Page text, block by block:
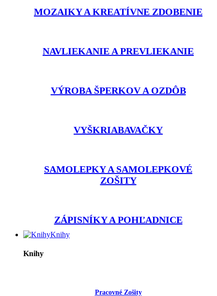
MOZAIKY A KREATÍVNE ZDOBENIE
NAVLIEKANIE A PREVLIEKANIE
VÝROBA ŠPERKOV A OZDÔB
VYŠKRIABAVAČKY
SAMOLEPKY A SAMOLEPKOVÉ
ZOŠITY
ZÁPISNÍKY A POHĽADNICE
Knihy
Knihy
Pracovné Zošity